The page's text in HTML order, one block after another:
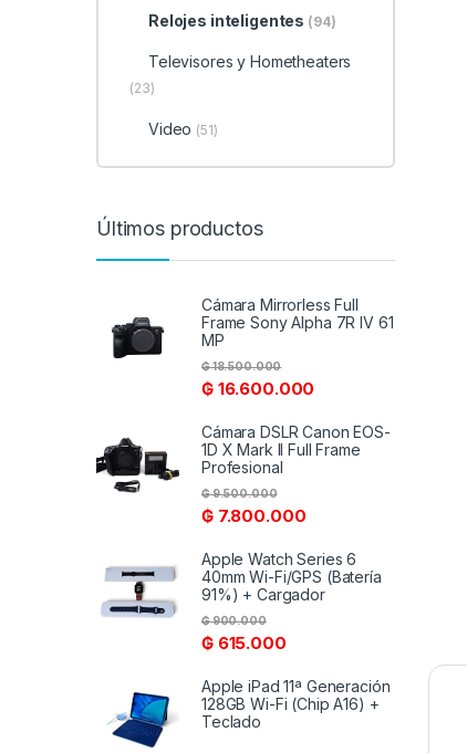
Relojes inteligentes (94)
Televisores y Hometheaters
(23)
Video (51)
Últimos productos
Cámara Mirrorless Full
Frame Sony Alpha 7R IV 61
MP
₲16.600.000
₲18.500.000
Cámara DSLR Canon EOS-
1D X Mark II Full Frame
Profesional
₲7.800.000
₲9.500.000
Apple Watch Series 6
40mm Wi-Fi/GPS (Batería
91%) + Cargador
₲615.000
₲900.000
Apple iPad 11ª Generación
128GB Wi-Fi (Chip A16) +
Teclado